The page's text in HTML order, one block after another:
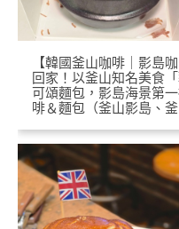
【韓國釜山咖啡｜影島
回家！以釜山知名美食
可頌麵包，影島海景第
啡＆麵包（釜山影島、